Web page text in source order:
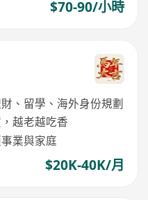
$70-90/小時
、留學、海外身份規劃
越老越吃香
業與家庭
$20K-40K/月